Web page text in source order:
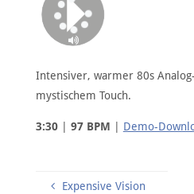
Intensiver, warmer 80s
mystischem Touch.
3:30| 97 BPM Demo-
Expensive Vision